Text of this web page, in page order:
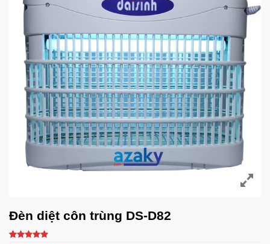
Đèn diệt côn trùng DS-D82